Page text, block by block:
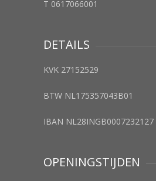
T 0617066001
DETAILS
KVK 27152529
BTW NL175357043B01
IBAN NL28INGB0007232127
OPENINGSTIJDEN